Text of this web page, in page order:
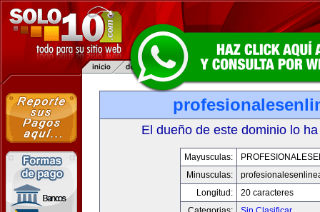
El dueño de este dominio lo
Mayusculas:
Minusculas:
Longitud:
20 caracteres